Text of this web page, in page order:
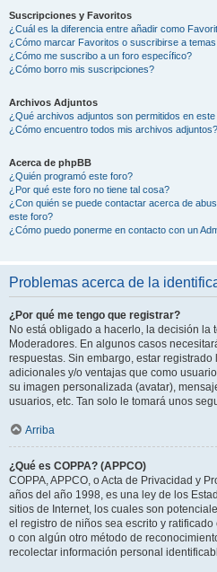
Suscripciones y Favoritos
¿Cuál es la diferencia entre añadir como
¿Cómo marcar Favoritos o suscribirse a
¿Cómo me suscribo a un foro específico?
¿Cómo borro mis suscripciones?
Archivos Adjuntos
¿Qué archivos adjuntos son permitidos en
¿Cómo encuentro todos mis archivos adjuntos?
Acerca de phpBB
¿Quién programó este foro?
¿Por qué este foro no tiene tal cosa?
¿Con quién se puede contactar acerca de
este foro?
¿Cómo puedo ponerme en contacto con un
Problemas acerca de la
¿Por qué me tengo que registrar?
No está obligado a hacerlo, la decisión la
Moderadores. En algunos casos
respuestas. Sin embargo, estar
adicionales y/o ventajas que como
su imagen personalizada (avatar),
usuarios, etc. Tan solo le tomará unos
Arriba
¿Qué es COPPA? (APPCO)
COPPA, APPCO, o Acta de Privacidad y
años del año 1998, es una ley de los
sitios de Internet, los cuales son
el registro de niños sea escrito y
o con algún otro método de
recolectar información personal